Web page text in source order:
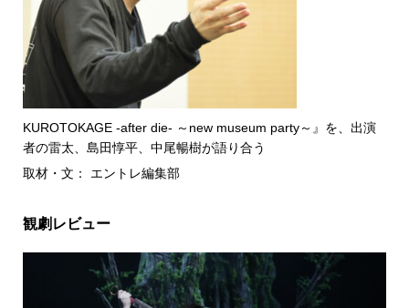
KUROTOKAGE -after die- ～new museum party～』を、出演
者の雷太、島田惇平、中尾暢樹が語り合う
取材・文： エントレ編集部
観劇レビュー